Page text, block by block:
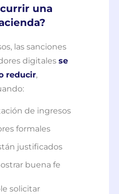
una
las sanciones
digitales se
reducir,
de ingresos
formales
justificados
buena fe
solicitar